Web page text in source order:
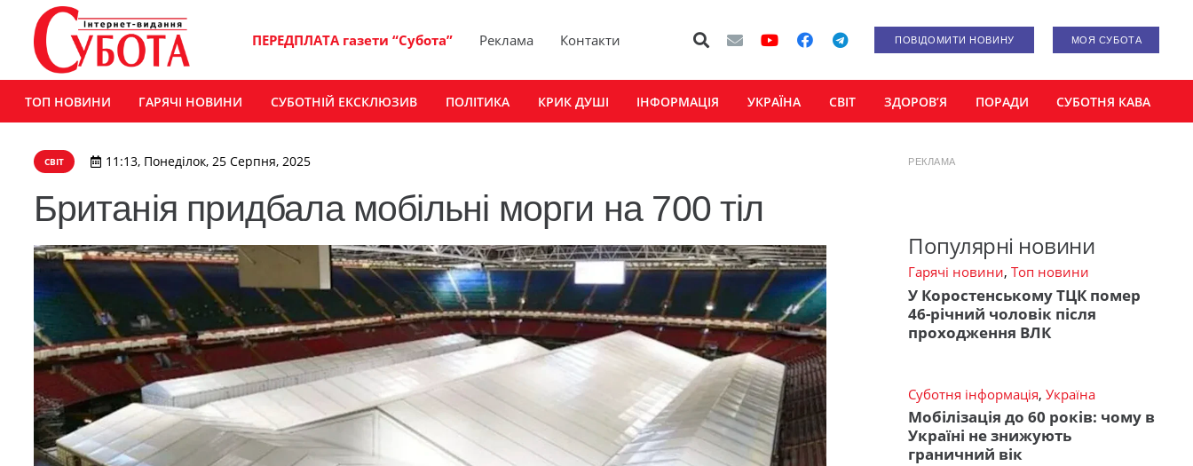
ПЕРЕДПЛАТА газети “Субота” Реклама Контакти ПОВІДОМИТИ НОВИНУ МОЯ СУБОТА
ТОП НОВИНИ ГАРЯЧІ НОВИНИ СУБОТНІЙ ЕКСКЛЮЗИВ ПОЛІТИКА КРИК ДУШІ ІНФОРМАЦІЯ УКРАЇНА СВІТ ЗДОРОВ’Я ПОРАДИ СУБОТНЯ КАВА
СВІТ 11:13, Понеділок, 25 Серпня, 2025
Британія придбала мобільні морги на 700 тіл
РЕКЛАМА
Популярні новини
Гарячі новини, Топ новини
У Коростенському ТЦК помер
46-річний чоловік після
проходження ВЛК
Суботня інформація, Україна
Мобілізація до 60 років: чому в
Україні не знижують
граничний вік